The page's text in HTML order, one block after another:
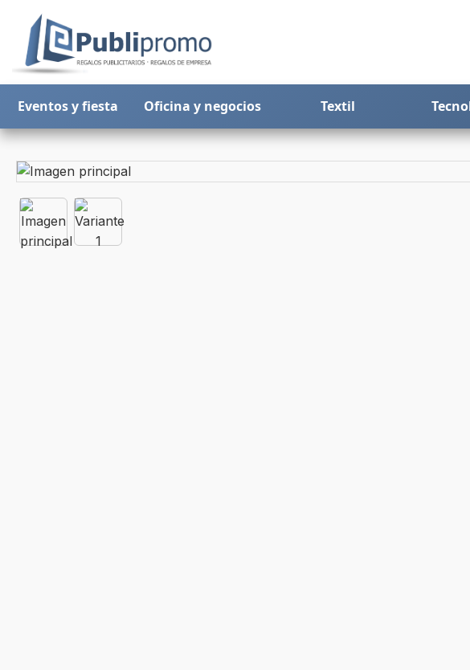
Eventos y fiesta Oficina y negocios Textil